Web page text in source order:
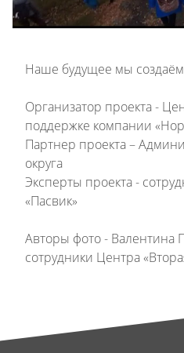
Наше будущее мы создаём
Организатор проекта -
поддержке компании
Партнер проекта –
округа
Эксперты проекта -
«Пасвик»
Авторы фото - Валентина
сотрудники Центра